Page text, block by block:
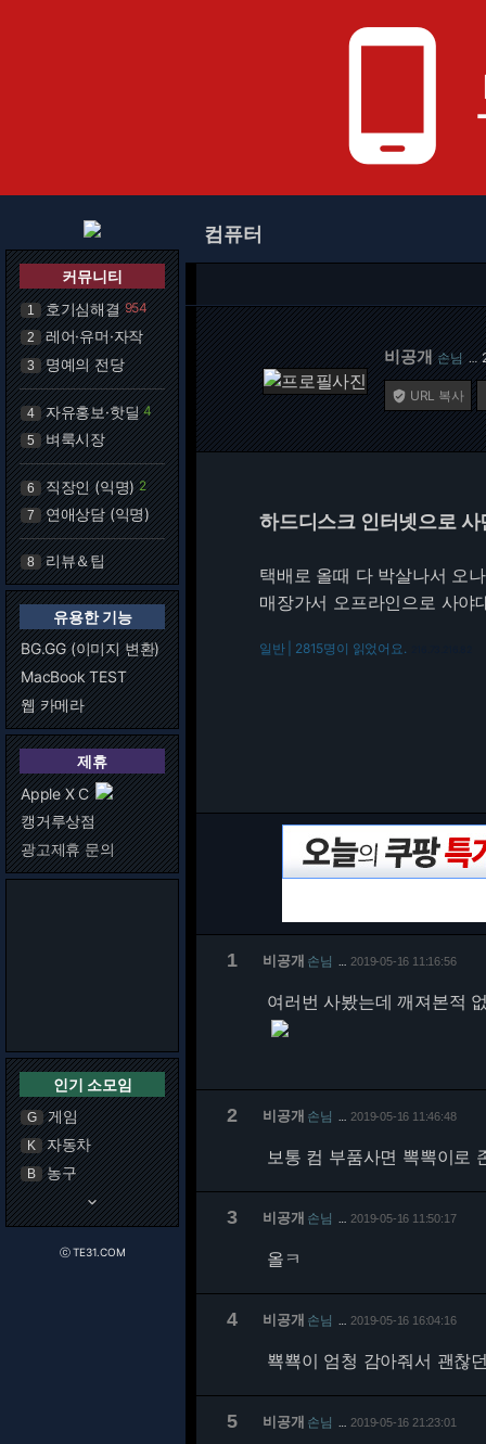
phone_android
커뮤니티
1 호기심해결 954
2 레어·유머·자작
3 명예의 전당
4 자유홍보·핫딜 4
5 벼룩시장
6 직장인 (익명) 2
7 연애상담 (익명)
8 리뷰＆팁
유용한 기능
BG.GG (이미지 변환)
MacBook TEST
웹 카메라
제휴
Apple X C
캥거루상점
광고제휴 문의
인기 소모임
G 게임
K 자동차
B 농구
keyboard_arrow_down
ⓒ TE31.COM
컴퓨터
비공개 손님 …
 URL 복사
하드디스크 인터넷으로 사
택배로 올때 다 박살나서 오
매장가서 오프라인으로 사야
일반 | 2815명이 읽었어요.
1 비공개 손님 2019-05-16 11:16:56
여러번 사봤는데 깨져본적
2 비공개 손님 2019-05-16 11:46:48
보통 컴 부품사면 뽁뽁이로
3 비공개 손님 2019-05-16 11:50:17
올ㅋ
4 비공개 손님 2019-05-16 16:04:16
뾱뾱이 엄청 감아줘서 괜찮
5 비공개 손님 2019-05-16 21:23:01